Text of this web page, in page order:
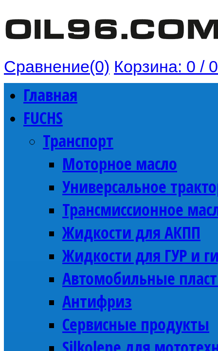
Сравнение(0) Корзина: 0 /
Главная
FUCHS
Транспорт
Моторное масло
Универсальное
Трансмиссионное
Жидкости для АКПП
Жидкости для ГУР и
Автомобильные
Антифриз
Сервисные продукты